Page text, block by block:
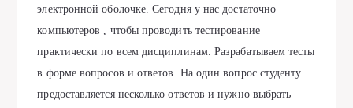
электронной оболочке. Сегодня у нас достаточно
компьютеров , чтобы проводить тестирование
практически по всем дисциплинам. Разрабатываем тесты
в форме вопросов и ответов. На один вопрос студенту
предоставляется несколько ответов и нужно выбрать